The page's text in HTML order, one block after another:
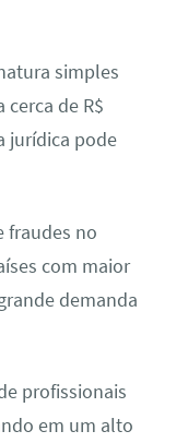
simples
de R$
jurídica pode
fraudes no
com maior
demanda
profissionais
em um alto